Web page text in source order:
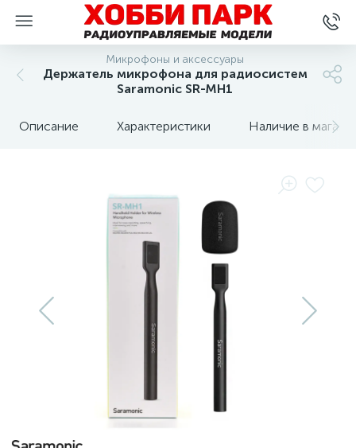
Микрофоны и аксессуары
Держатель микрофона для радиосистем
Saramonic SR-MH1
Описание Характеристики Наличие в